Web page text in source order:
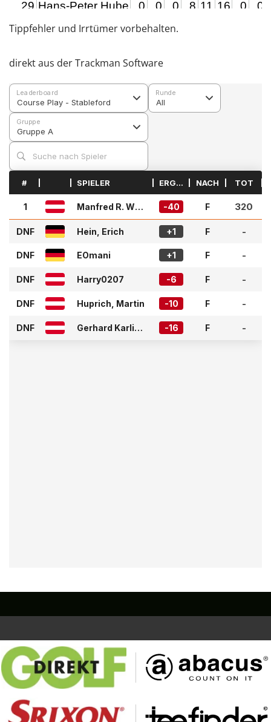
Tippfehler und Irrtümer vorbehalten.
direkt aus der Trackman Software